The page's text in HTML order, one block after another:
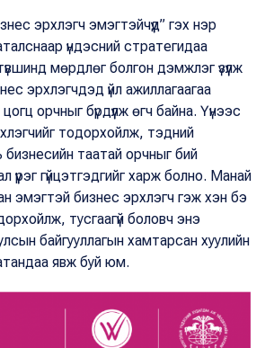
эрхлэгч эмэгтэйчүүд” гэх нэр
үндэсний стратегидаа
мөрдлөг болгон дэмжлэг үзүүлж
эрхлэгчдэд үйл ажиллагаагаа
орчныг бүрдүүлж өгч байна. Үүнээс
тодорхойлж, тэдний
бизнесийн таатай орчныг бий
үүрэг гүйцэтгэдгийг харж болно. Манай
эмэгтэй бизнес эрхлэгч гэж хэн бэ
тусгаагүй боловч энэ
байгууллагын хамтарсан хуулийн
явж буй юм.